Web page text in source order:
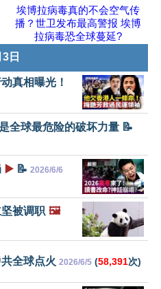
埃博拉病毒真的不会空气传
播？世卫发布最高警报 埃博
拉病毒恐全球蔓延?
日
真相曝光！
全球最危险的破坏力量 📝
▶️ 📝 2026/6/6
被调职 🖼️
全球点火 2026/6/5 (58,391次)